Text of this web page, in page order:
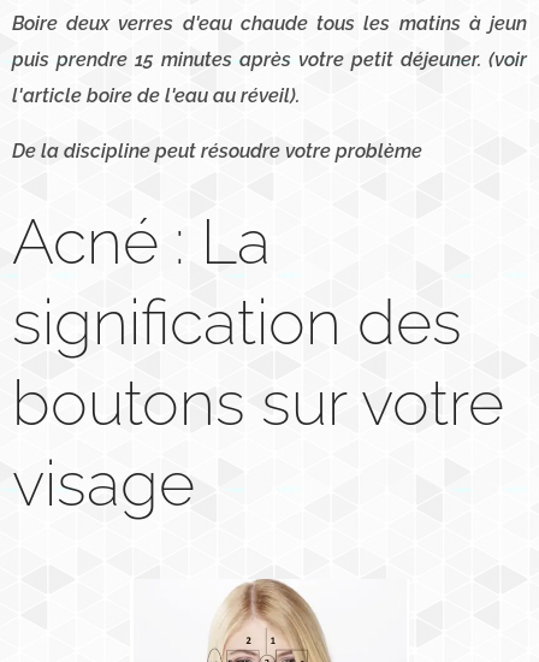
Boire deux verres d'eau chaude tous les matins à jeun
puis prendre 15 minutes après votre petit déjeuner. (voir
l'article boire de l'eau au réveil).
De la discipline peut résoudre votre problème
Acné : La
signification des
boutons sur votre
visage